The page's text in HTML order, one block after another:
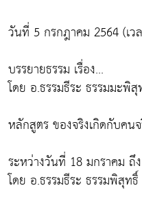
วันที่ 5 กรกฎาคม 2564 (เว
บรรยายธรรม เรื่อง...
โดย อ.ธรรมธีระ ธรรมมะพิ
หลักสูตร ของจริงเกิดกับคน
ระหว่างวันที่ 18 มกราคม ถึ
โดย อ.ธรรมธีระ ธรรมพิสุทธิ์